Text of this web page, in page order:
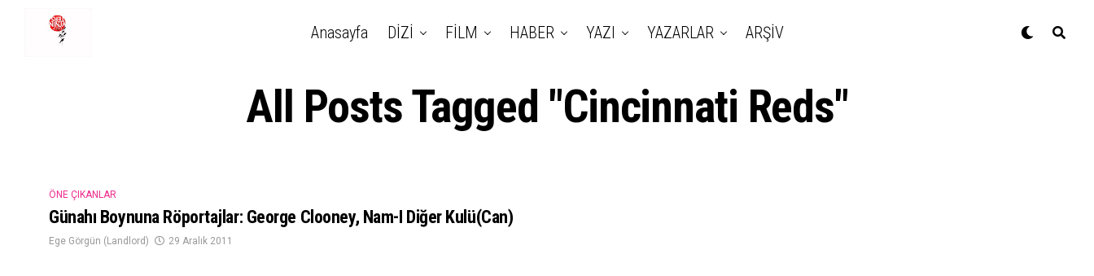
Anasayfa DİZİ FİLM HABER YAZI YAZARLAR ARŞİV
All Posts Tagged "Cincinnati Reds"
ÖNE ÇIKANLAR
Günahı Boynuna Röportajlar: George Clooney, Nam-I Diğer Kulü(can)
Ege Görgün (Landlord) 29 Aralık 2011